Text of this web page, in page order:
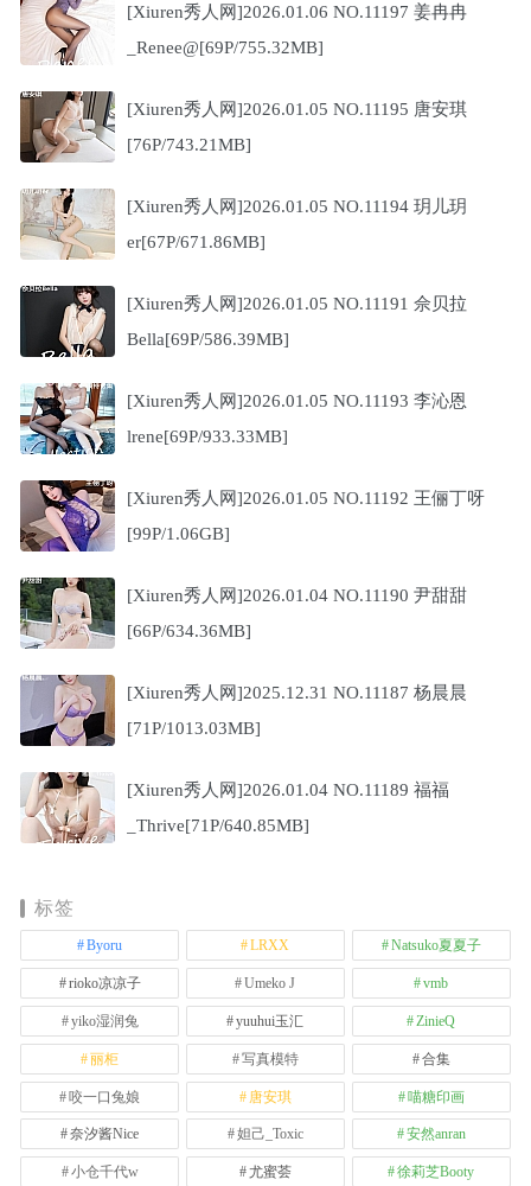
[Xiuren秀人网]2026.01.06 NO.11197 姜冉冉
_Renee@[69P/755.32MB]
[Xiuren秀人网]2026.01.05 NO.11195 唐安琪
[76P/743.21MB]
[Xiuren秀人网]2026.01.05 NO.11194 玥儿玥
er[67P/671.86MB]
[Xiuren秀人网]2026.01.05 NO.11191 佘贝拉
Bella[69P/586.39MB]
[Xiuren秀人网]2026.01.05 NO.11193 李沁恩
lrene[69P/933.33MB]
[Xiuren秀人网]2026.01.05 NO.11192 王俪丁呀
[99P/1.06GB]
[Xiuren秀人网]2026.01.04 NO.11190 尹甜甜
[66P/634.36MB]
[Xiuren秀人网]2025.12.31 NO.11187 杨晨晨
[71P/1013.03MB]
[Xiuren秀人网]2026.01.04 NO.11189 福福
_Thrive[71P/640.85MB]
标签
Byoru LRXX Natsuko夏夏子
rioko凉凉子 Umeko J vmb
yiko湿润兔 yuuhui玉汇 ZinieQ
丽柜 写真模特 合集
咬一口兔娘 唐安琪 喵糖印画
奈汐酱Nice 妲己_Toxic 安然anran
小仓千代w 尤蜜荟 徐莉芝Booty